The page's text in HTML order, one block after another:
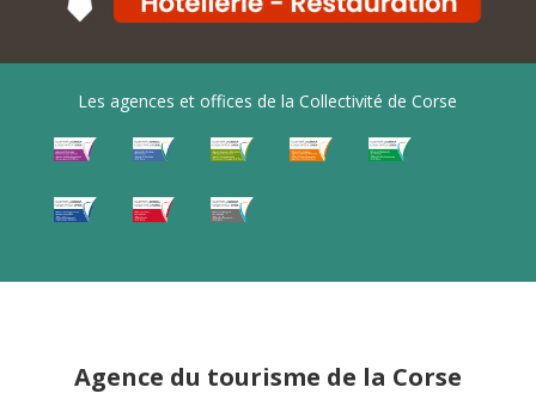
Les agences et offices de la Collectivité de Corse
Agence du tourisme de la Corse